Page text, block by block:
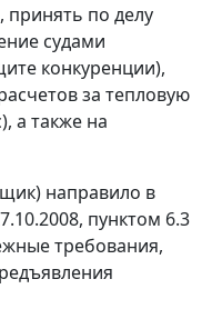
принять по делу
судами
конкуренции),
за тепловую
а также на
направило в
пунктом 6.3
требования,